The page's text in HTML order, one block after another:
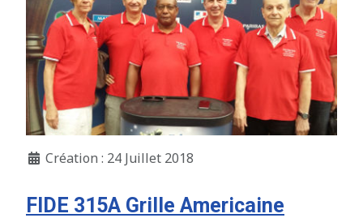
Création : 24 Juillet 2018
FIDE 315A Grille Americaine